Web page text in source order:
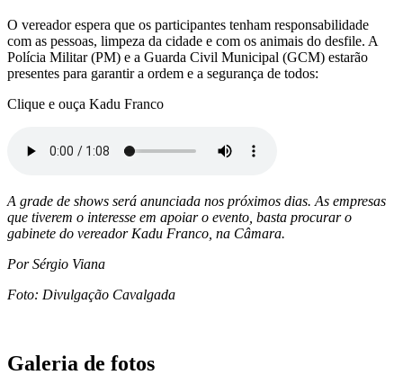
O vereador espera que os participantes tenham responsabilidade
com as pessoas, limpeza da cidade e com os animais do desfile. A
Polícia Militar (PM) e a Guarda Civil Municipal (GCM) estarão
presentes para garantir a ordem e a segurança de todos:
Clique e ouça Kadu Franco
A grade de shows será anunciada nos próximos dias. As empresas
que tiverem o interesse em apoiar o evento, basta procurar o
gabinete do vereador Kadu Franco, na Câmara.
Por Sérgio Viana
Foto: Divulgação Cavalgada
Galeria de fotos